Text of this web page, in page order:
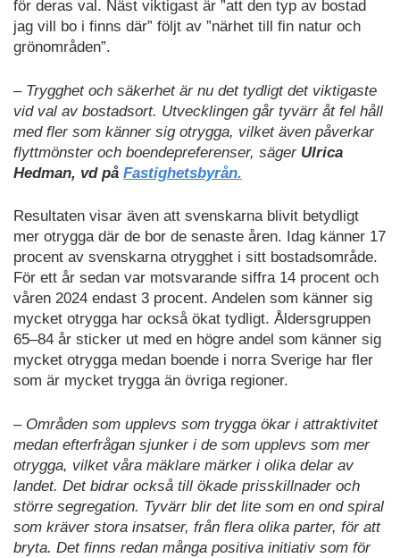
för deras val. Näst viktigast är ”att den typ av bostad
jag vill bo i finns där” följt av ”närhet till fin natur och
grönområden”.
– Trygghet och säkerhet är nu det tydligt det viktigaste
vid val av bostadsort. Utvecklingen går tyvärr åt fel håll
med fler som känner sig otrygga, vilket även påverkar
flyttmönster och boendepreferenser, säger Ulrica
Hedman, vd på Fastighetsbyrån.
Resultaten visar även att svenskarna blivit betydligt
mer otrygga där de bor de senaste åren. Idag känner 17
procent av svenskarna otrygghet i sitt bostadsområde.
För ett år sedan var motsvarande siffra 14 procent och
våren 2024 endast 3 procent. Andelen som känner sig
mycket otrygga har också ökat tydligt. Åldersgruppen
65–84 år sticker ut med en högre andel som känner sig
mycket otrygga medan boende i norra Sverige har fler
som är mycket trygga än övriga regioner.
– Områden som upplevs som trygga ökar i attraktivitet
medan efterfrågan sjunker i de som upplevs som mer
otrygga, vilket våra mäklare märker i olika delar av
landet. Det bidrar också till ökade prisskillnader och
större segregation. Tyvärr blir det lite som en ond spiral
som kräver stora insatser, från flera olika parter, för att
bryta. Det finns redan många positiva initiativ som för